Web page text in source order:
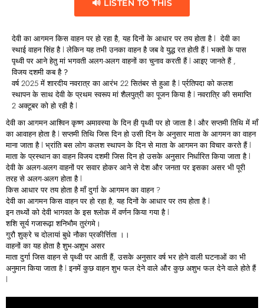
🔊 LISTEN TO THIS
देवी का आगमन किस वाहन पर हो रहा है, यह दिनों के आधार पर तय होता है l देवी का
स्थाई वाहन सिंह है l लेकिन यह तभी उनका वाहन है जब वे युद्ध रत होती हैं l भक्तों के पास
पृथ्वी पर आने हेतु मां भगवती अलग-अलग वाहनों का चुनाव करती हैं l आइए जानते हैं ,
विजय दशमी कब है ?
वर्ष 2025 में शारदीय नवरात्र का आरंभ 22 सितंबर से हुआ है l र्प्रतिपदा को कलश
स्थापन के साथ देवी के प्रथम स्वरूप मां शैलपुत्री का पूजन किया है l नवरात्रि की समाप्ति
2 अक्टूबर को हो रही है l
देवी का आगमन आश्विन कृष्ण अमावस्या के दिन ही पृथ्वी पर हो जाता है l और सप्तमी तिथि में माँ
का आवाहन होता है l सप्तमी तिथि जिस दिन हो उसी दिन के अनुसार माता के आगमन का वाहन
माना जाता है l भ्रांति बस लोग कलश स्थापन के दिन से माता के आगमन का विचार करते हैं l
माता के प्रस्थान का वाहन विजय दशमी जिस दिन हो उसके अनुसार निर्धारित किया जाता है l
देवी के अलग-अलग वाहनों पर सवार होकर आने से देश और जनता पर इसका असर भी पूरी
तरह से अलग-अलग होता है l
किस आधार पर तय होता है माँ दुर्गा के आगमन का वाहन ?
देवी का आगमन किस वाहन पर हो रहा है, यह दिनों के आधार पर तय होता है l
इन तथ्यों को देवी भागवत के इस श्लोक में वर्णन किया गया है l
शशि सूर्य गजारूढ़ा शनिभौम तुरंगमे।
गुरौ शुक्रे च दोलायां बुधे नौका प्रकी‌र्त्तिता ।।
वाहनों का यह होता है शुभ-अशुभ असर
माता दुर्गा जिस वाहन से पृथ्वी पर आती हैं, उसके अनुसार वर्ष भर होने वाली घटनाओं का भी
अनुमान किया जाता है l इनमें कुछ वाहन शुभ फल देने वाले और कुछ अशुभ फल देने वाले होते हैं
l